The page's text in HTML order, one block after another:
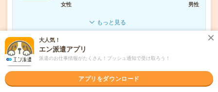
女性
男性
もっと見る
気になる!
派遣会社 株式会社クリエイト・マンパワーサービス
大人気！
エン派遣アプリ
派遣のお仕事情報がたくさん！プッシュ通知で受け取ろう！
アプリをダウンロード